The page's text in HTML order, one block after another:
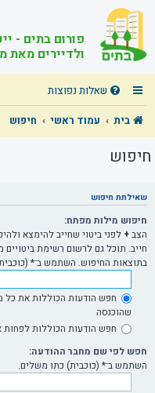
פורום בתים -
ולדיירים מאת
שאלות נפוצות
בית
עמוד ראשי חיפוש
חיפוש
שאילתת חיפוש
חיפוש מילות מפתח:
הצב+ לפני ביטוי שחייב להימצא
חייב. תוכל גם לרשום רשימת ביטויים
בתוצאות החיפוש. השתמש ב־*
חפש הודעות הכוללות את
שהוכנסה
חפש הודעות הכוללות
חפש לפי שם מחבר ההודעה:
השתמש ב־* (כוכבית) כתו משלים.